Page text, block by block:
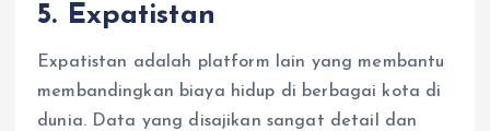
5. Expatistan
Expatistan adalah platform lain yang membantu
membandingkan biaya hidup di berbagai kota di
dunia. Data yang disajikan sangat detail dan